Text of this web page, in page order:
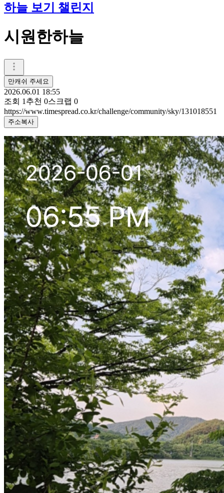
하늘 보기 챌린지
시원한하늘
만캐쉬 주세요
2026.06.01 18:55
조회 1 추천 0스크랩 0
https://www.timespread.co.kr/challenge/community/sky/131018551
주소복사